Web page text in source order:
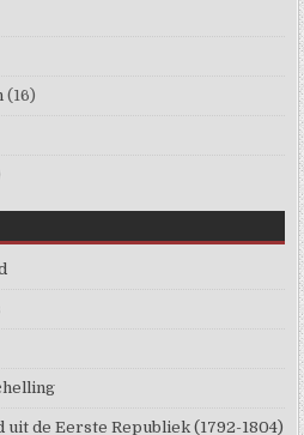
(16)
uit de Eerste Republiek (1792-1804)